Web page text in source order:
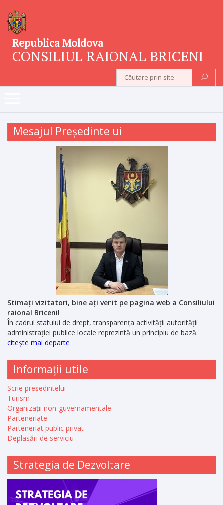
Republica Moldova
CONSILIUL RAIONAL BRICENI
Mesajul Președintelui
Stimați vizitatori, bine ați venit pe pagina web a Consiliului
raional Briceni!
În cadrul statului de drept, transparența activității autorității
administrației publice locale reprezintă un principiu de bază.
citește mai departe
Informații utile
Scrie președintelui
Turism
Organizații non-guvernamentale
Parteneriate
Parteneriat public privat
Deplasări de serviciu
Strategia de Dezvoltare